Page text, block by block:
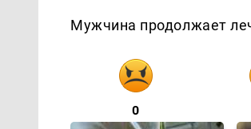
Мужчина продолжает
0